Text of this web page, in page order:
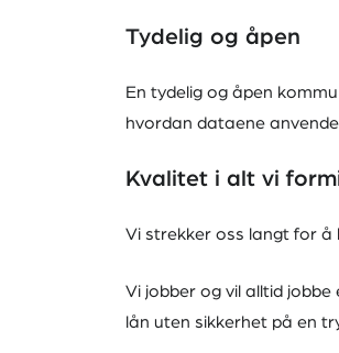
Tydelig og åpen
En tydelig og åpen
hvordan dataene
Kvalitet i alt vi
Vi strekker oss langt for
Vi jobber og vil alltid
lån uten sikkerhet på en